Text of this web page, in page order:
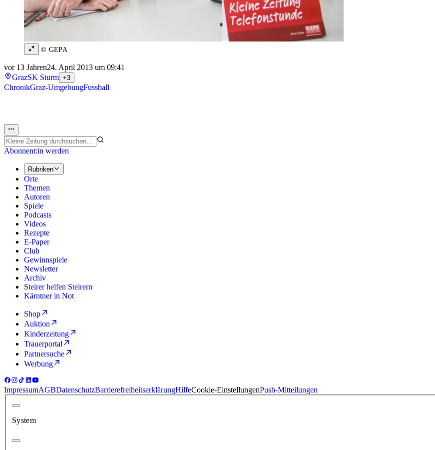
© GEPA
vor 13 Jahren24. April 2013 um 09:41
GrazSK Sturm +3
ChronikGraz-UmgebungFussball
Abonnent:in werden
Rubriken
Orte
Themen
Autoren
Spiele
Podcasts
Videos
Rezepte
E-Paper
Club
Gewinnspiele
Newsletter
Archiv
Steirer helfen Steirern
Kärntner in Not
Shop
Auktion
Kinderzeitung
Trauerportal
Partnersuche
Werbung
ImpressumAGBDatenschutzBarrierefreiheitserklärungHilfeCookie-EinstellungenPush-Mitteilungen
System